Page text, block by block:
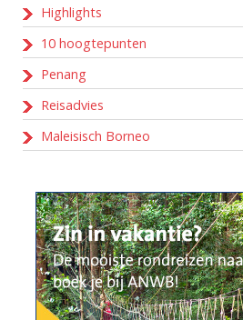
Highlights
10 hoogtepunten
Penang
Reisadvies
Maleisisch Borneo